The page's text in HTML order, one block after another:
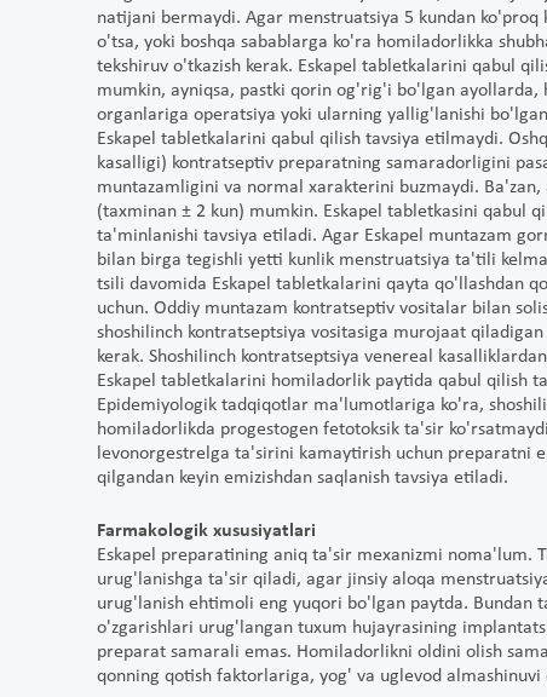
natijani bermaydi. Agar menstruatsiya 5 kundan
o'tsa, yoki boshqa sabablarga ko'ra homiladorlikka
tekshiruv o'tkazish kerak. Eskapel tabletkalarini qabul
mumkin, ayniqsa, pastki qorin og'rig'i bo'lgan
organlariga operatsiya yoki ularning yallig'lanishi
Eskapel tabletkalarini qabul qilish tavsiya etilmaydi.
kasalligi) kontratseptiv preparatning samaradorligini
muntazamligini va normal xarakterini buzmaydi.
(taxminan ± 2 kun) mumkin. Eskapel tabletkasini qabul
ta'minlanishi tavsiya etiladi. Agar Eskapel muntazam
bilan birga tegishli yetti kunlik menstruatsiya ta'tili
tsili davomida Eskapel tabletkalarini qayta qo'llashdan
uchun. Oddiy muntazam kontratseptiv vositalar bilan
shoshilinch kontratseptsiya vositasiga murojaat
kerak. Shoshilinch kontratseptsiya venereal
Eskapel tabletkalarini homiladorlik paytida qabul qilish
Epidemiyologik tadqiqotlar ma'lumotlariga ko'ra,
homiladorlikda progestogen fetotoksik ta'sir
levonorgestrelga ta'sirini kamaytirish uchun preparatni
qilgandan keyin emizishdan saqlanish tavsiya etiladi.
Farmakologik xususiyatlari
Eskapel preparatining aniq ta'sir mexanizmi noma'lum.
urug'lanishga ta'sir qiladi, agar jinsiy aloqa
urug'lanish ehtimoli eng yuqori bo'lgan paytda.
o'zgarishlari urug'langan tuxum hujayrasining
preparat samarali emas. Homiladorlikni oldini olish
qonning qotish faktorlariga, yog' va uglevod